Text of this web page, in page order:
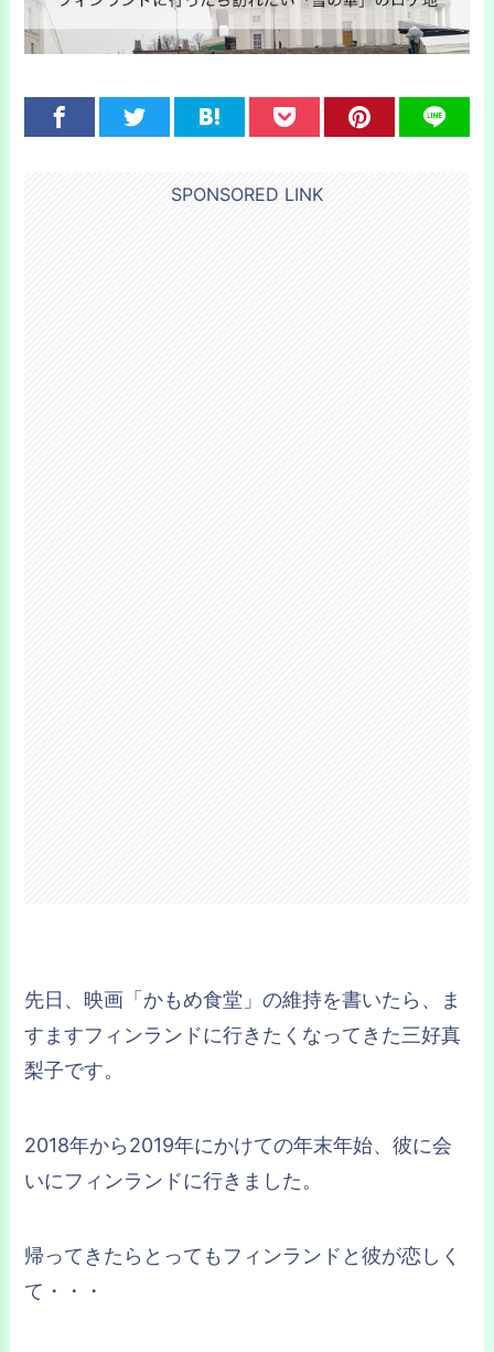
SPONSORED LINK
先日、映画「かもめ食堂」の維持を書いたら、ま
すますフィンランドに行きたくなってきた三好真
梨子です。
2018年から2019年にかけての年末年始、彼に会
いにフィンランドに行きました。
帰ってきたらとってもフィンランドと彼が恋しく
て・・・